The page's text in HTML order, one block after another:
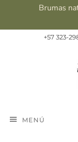
Brumas
+57 323-
MENÚ